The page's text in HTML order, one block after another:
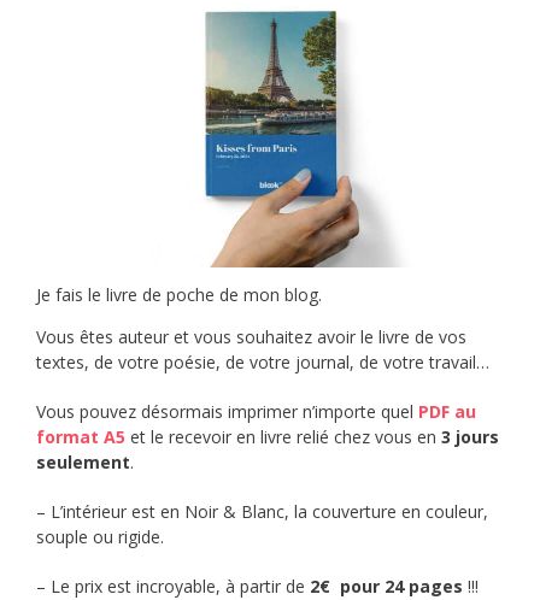
Je fais le livre de poche de mon blog.
Vous êtes auteur et vous souhaitez avoir le livre de vos
textes, de votre poésie, de votre journal, de votre travail…
Vous pouvez désormais imprimer n’importe quel PDF au
format A5 et le recevoir en livre relié chez vous en 3 jours
seulement.
– L’intérieur est en Noir & Blanc, la couverture en couleur,
souple ou rigide.
– Le prix est incroyable, à partir de 2€ pour 24 pages !!!